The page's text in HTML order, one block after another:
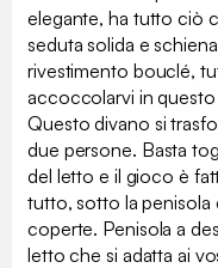
elegante, ha tutto ciò
seduta solida e
rivestimento bouclé,
accoccolarvi in
Questo divano si
due persone. Basta
del letto e il gioco è
tutto, sotto la
coperte. Penisola a
letto che si adatta ai